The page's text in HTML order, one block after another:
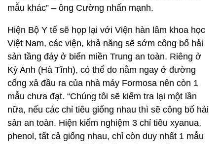
mẫu khác” – ông Cường nhấn mạnh.
Hiện Bộ Y tế sẽ họp lại với Viện hàn lâm khoa học
Việt Nam, các viện, khả năng sẽ sớm công bố hải
sản tầng đáy ở biển miền Trung an toàn. Riêng ở
Kỳ Anh (Hà Tĩnh), có thể do nằm ngay ở đường
cống xả đầu ra của nhà máy Formosa nên còn 1
mẫu chưa đạt. “Chúng tôi sẽ kiểm tra lại một lần
nữa, nếu các chỉ tiêu giống nhau thì sẽ công bố hải
sản an toàn. Hiện kiểm nghiệm 3 chỉ tiêu xyanua,
phenol, tất cả giống nhau, chỉ còn duy nhất 1 mẫu